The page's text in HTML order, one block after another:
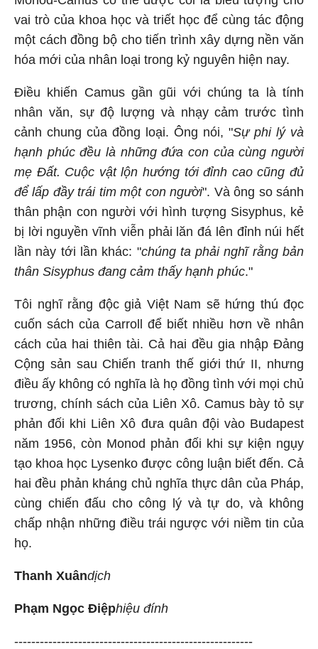
vai trò của khoa học và triết học để cùng tác động
một cách đồng bộ cho tiến trình xây dựng nền văn
hóa mới của nhân loại trong kỷ nguyên hiện nay.
Điều khiến Camus gần gũi với chúng ta là tính
nhân văn, sự độ lượng và nhạy cảm trước tình
cảnh chung của đồng loại. Ông nói, "Sự phi lý và
hạnh phúc đều là những đứa con của cùng người
mẹ Đất. Cuộc vật lộn hướng tới đỉnh cao cũng đủ
để lấp đầy trái tim một con người". Và ông so sánh
thân phận con người với hình tượng Sisyphus, kẻ
bị lời nguyền vĩnh viễn phải lăn đá lên đỉnh núi hết
lần này tới lần khác: "chúng ta phải nghĩ rằng bản
thân Sisyphus đang cảm thấy hạnh phúc."
Tôi nghĩ rằng độc giả Việt Nam sẽ hứng thú đọc
cuốn sách của Carroll để biết nhiều hơn về nhân
cách của hai thiên tài. Cả hai đều gia nhập Đảng
Cộng sản sau Chiến tranh thế giới thứ II, nhưng
điều ấy không có nghĩa là họ đồng tình với mọi chủ
trương, chính sách của Liên Xô. Camus bày tỏ sự
phản đối khi Liên Xô đưa quân đội vào Budapest
năm 1956, còn Monod phản đối khi sự kiện ngụy
tạo khoa học Lysenko được công luận biết đến. Cả
hai đều phản kháng chủ nghĩa thực dân của Pháp,
cùng chiến đấu cho công lý và tự do, và không
chấp nhận những điều trái ngược với niềm tin của
họ.
Thanh Xuândịch
Phạm Ngọc Điệphiệu đính
--------------------------------------------------------